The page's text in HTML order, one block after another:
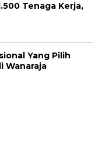
Tenaga Kerja,
Yang Pilih
Wanaraja